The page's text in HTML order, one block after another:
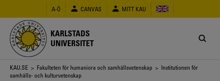
huvudinnehåll
A-Ö CANVAS MITT KAU
KARLSTADS
UNIVERSITET
Länkstig
KAU.SE > Fakulteten för humaniora och samhällsvetenskap > Institutionen för
samhälls- och kulturvetenskap